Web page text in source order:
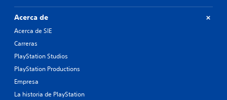
Acerca de
Acerca de SIE
Carreras
PlayStation Studios
PlayStation Productions
Empresa
La historia de PlayStation